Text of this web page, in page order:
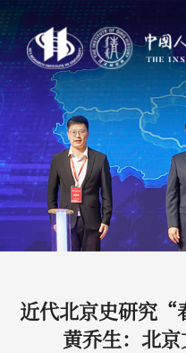
近代北京史研究“
黄乔生：北